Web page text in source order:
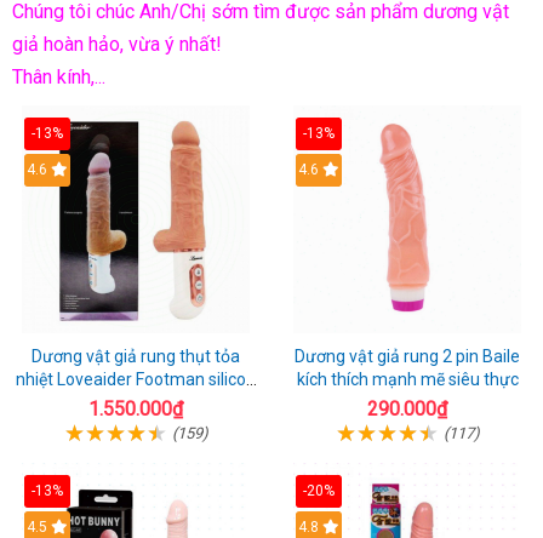
Chúng tôi chúc Anh/Chị sớm tìm được sản phẩm dương vật
giả hoàn hảo, vừa ý nhất!
Thân kính,...
-13%
Hot
4.6
Dương vật giả rung thụt tỏa
nhiệt Loveaider Footman silicon
an toàn
1.550.000₫
(159)
-13%
Hot
4.6
Dương vật giả rung 2 pin Baile
kích thích mạnh mẽ siêu thực
290.000₫
(117)
-13%
Hot
4.5
-20%
Hot
4.8